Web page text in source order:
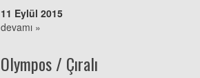
11 Eylül 2015
devamı »
Olympos / Çıralı